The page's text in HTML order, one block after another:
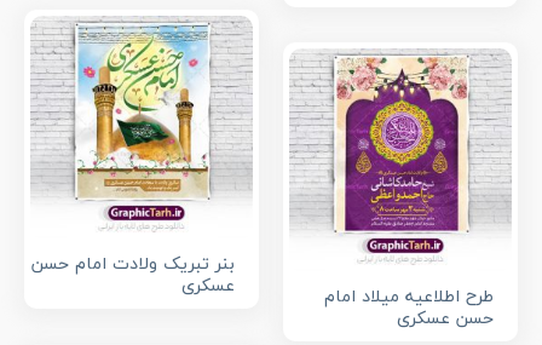
بنر تبریک ولادت امام حسن
عسکری
طرح اطلاعیه میلاد امام
حسن عسکری